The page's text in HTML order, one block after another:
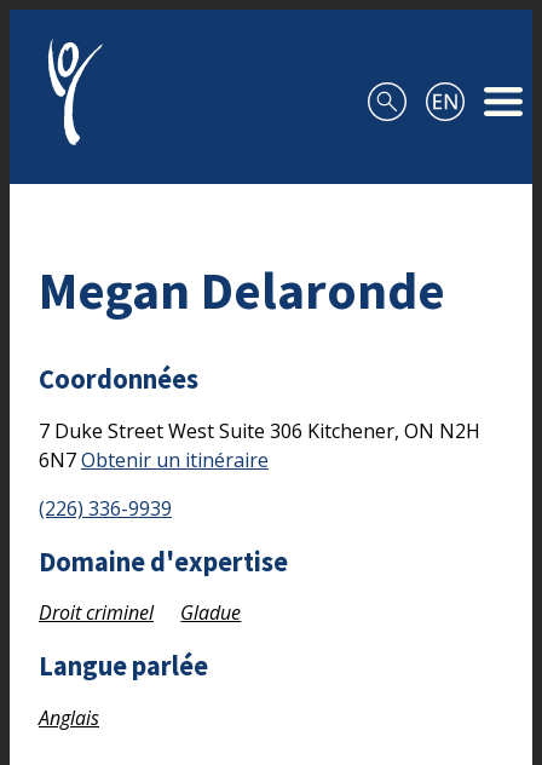
Megan Delaronde
Coordonnées
7 Duke Street WestSuite 306 Kitchener, ON N2H
6N7Obtenir un itinéraire
(226) 336-9939
Domaine d'expertise
Droit criminel Gladue
Langue parlée
Anglais